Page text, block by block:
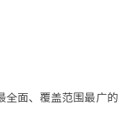
全面、覆盖范围最广的